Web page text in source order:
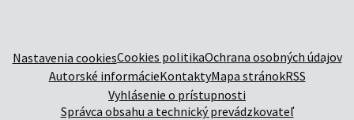
Nastavenia cookiesCookies politikaOchrana osobných údajov
Autorské informácieKontaktyMapa stránokRSS
Vyhlásenie o prístupnosti
Správca obsahu a technický prevádzkovateľ